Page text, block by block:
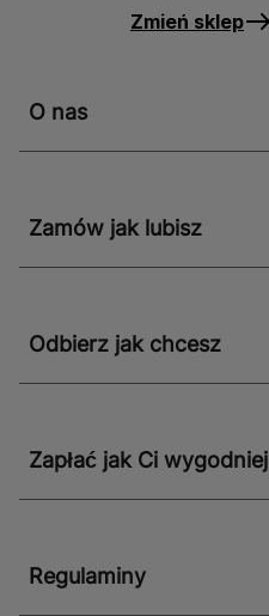
Zmień sklep
O nas
Zamów jak lubisz
Odbierz jak chcesz
Zapłać jak Ci wygodniej
Regulaminy